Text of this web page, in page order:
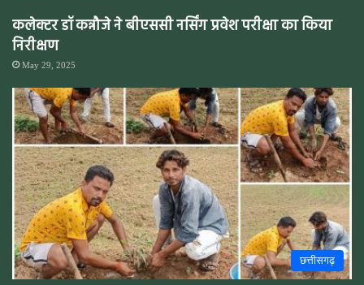
कलेक्टर डॉ कन्नौजे ने बीएससी नर्सिंग प्रवेश परीक्षा का किया
निरीक्षण
May 29, 2025
छत्तीसगढ़